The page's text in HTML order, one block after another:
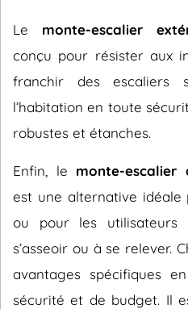
Le monte-escalier
conçu pour résister aux
franchir des escaliers
l’habitation en toute
robustes et étanches.
Enfin, le monte-escalier
est une alternative idéale
ou pour les
s’asseoir ou à se relever.
avantages spécifiques
sécurité et de budget. Il